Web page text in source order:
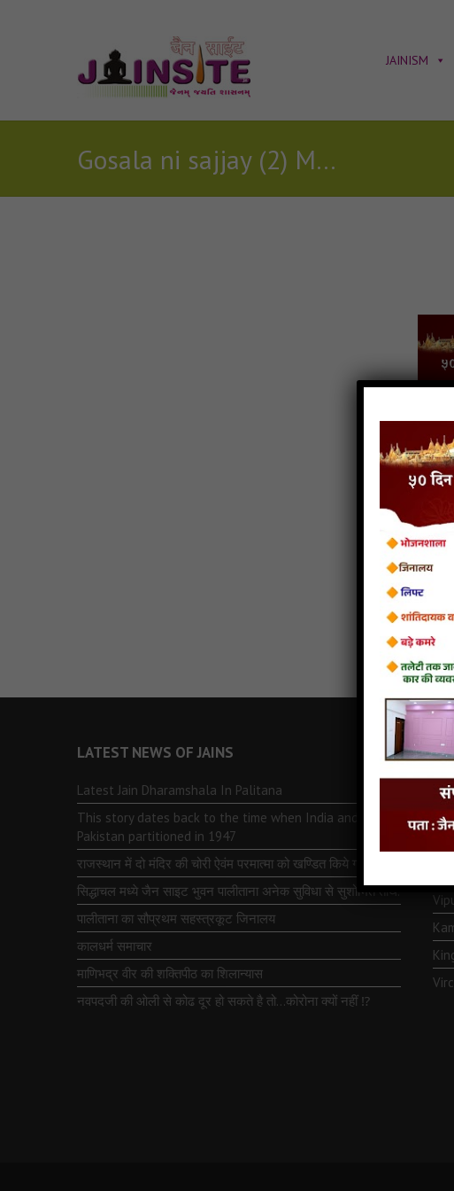
JAINISM
Gosala ni sajjay (2) Mp3
LATEST NEWS OF JAINS
Latest Jain Dharamshala In Palitana
This story dates back to the time when India and
Pakistan partitioned in 1947
राजस्थान में दो मंदिर की चोरी ऐवंम परमात्मा को खण्डित किये गये
सिद्धाचल मध्ये जैन साइट भुवन पालीताना अनेक सुविधा से सुशोभित तीर्थ.
पालीताना का सौप्रथम सहस्त्रकूट जिनालय
कालधर्म समाचार
माणिभद्र वीर की शक्तिपीठ का शिलान्यास
नवपदजी की ओली से कोढ दूर हो सकते है तो…कोरोना क्यों नहीं ⁉️